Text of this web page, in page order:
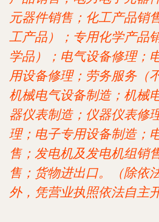
元器件销售；化工产品销
工产品）；专用化学产品
学品）；电气设备修理；
用设备修理；劳务服务（
机械电气设备制造；机械
器仪表制造；仪器仪表修
理；电子专用设备制造；
售；发电机及发电机组销
售；货物进出口。（除依
外，凭营业执照依法自主